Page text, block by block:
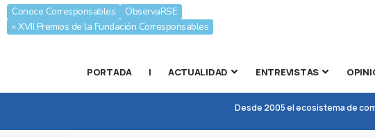
Conoce Corresponsables
ObservaRSE
» XVII Premios de la Fundación Corresponsables
PORTADA | ACTUALIDAD ENTREVISTAS
Desde 2005 el ecosistema de